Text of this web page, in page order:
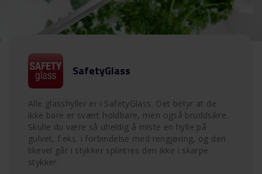
SafetyGlass
Alle glasshyller er i SafetyGlass. Det betyr at de
ikke bare er svært holdbare, men også bruddsikre.
Skulle du være så uheldig å miste en hylle på
gulvet, f.eks. i forbindelse med rengjøring, og den
likevel går i stykker splintres den ikke i skarpe
stykker.